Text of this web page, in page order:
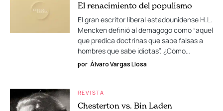
El renacimiento del populismo
El gran escritor liberal estadounidense H.L.
Mencken definió al demagogo como “aquel
que predica doctrinas que sabe falsas a
hombres que sabe idiotas”. ¿Cómo…
por Álvaro Vargas Llosa
REVISTA
Chesterton vs. Bin Laden